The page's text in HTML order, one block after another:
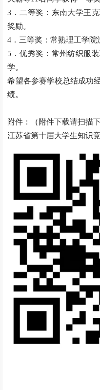
3．二等奖：东南大学王
奖励。
4．三等奖：常熟理工学院
5．优秀奖：常州纺织服
学。
希望各参赛学校总结成功
绩。
附件：（附件下载请扫描
江苏省第十届大学生知识